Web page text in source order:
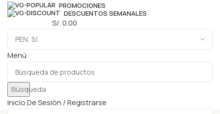
PROMOCIONES
DESCUENTOS SEMANALES
S/.0.00
Menú
Búsqueda
Inicio De Sesión / Registrarse